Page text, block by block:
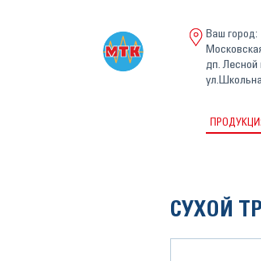
Ваш город:
дп. Лесной
СУХОЙ